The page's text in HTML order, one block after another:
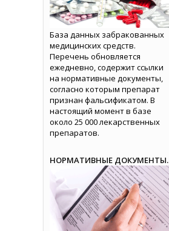
База данных забракованных
медицинских средств.
Перечень обновляется
ежедневно, содержит ссылки
на нормативные документы,
согласно которым препарат
признан фальсификатом. В
настоящий момент в базе
около 25 000 лекарственных
препаратов.
НОРМАТИВНЫЕ ДОКУМЕНТЫ.